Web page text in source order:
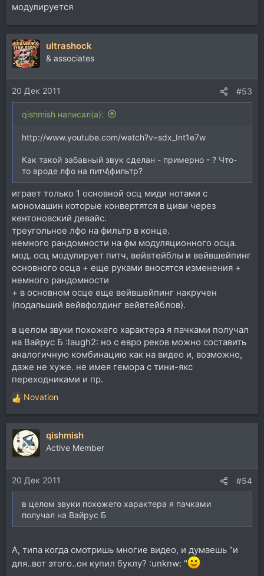
модулируется
ultrashock
& associates
20 Дек 2011 #53
qishmish написал(а):
http://www.youtube.com/watch?v=sdx_Int1e7w
Как такой забавный звук сделан - примерно - ? Что-
то вроде лфо на питч\фильтр?
играет только 1 основной осц миди нотами с
мономашин которые конвертятся в циви через
кентоновский девайс.
треугольное лфо на фильтр в конце.
немного рандомности на фм модуляционного осца.
мод. осц модулирует питч, вейвтейблы и вейвшейпинг
основного осца + еще руками вносятся изменения +
немного рандомности
+ в основном осце еще вейвшейпинг накручен
(подальший вейвфолдинг вейвтейблов).
в целом звуки похожего характера я пачками получал
на Вайрус Б :laugh2: но с евро реков можно составить
аналогичную комбинацию как на видео и, возможно,
даже не хуже. не имея гемора с тини-якс
переходниками и пр.
Р
е
а
к
ц
и
и
:
Novation
qishmish
Active Member
20 Дек 2011 #54
в целом звуки похожего характера я пачками
получал на Вайрус Б
А, типа когда смотришь многие видео, и думаешь "и
для..вот этого..он купил буклу? :unknw: "